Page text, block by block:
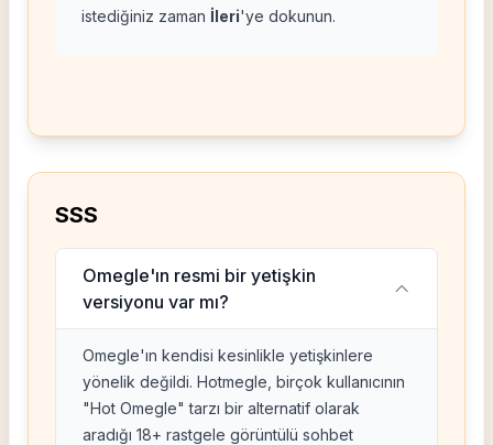
istediğiniz zaman İleri'ye dokunun.
SSS
Omegle'ın resmi bir yetişkin
versiyonu var mı?
Omegle'ın kendisi kesinlikle yetişkinlere
yönelik değildi. Hotmegle, birçok kullanıcının
"Hot Omegle" tarzı bir alternatif olarak
aradığı 18+ rastgele görüntülü sohbet